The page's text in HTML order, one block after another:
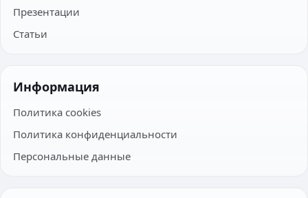
Презентации
Статьи
Информация
Политика cookies
Политика конфиденциальности
Персональные данные